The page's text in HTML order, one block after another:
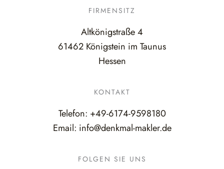
FIRMENSITZ
Altkönigstraße 4
61462 Königstein im Taunus
Hessen
KONTAKT
Telefon: +49-6174-9598180
Email: info@denkmal-makler.de
FOLGEN SIE UNS